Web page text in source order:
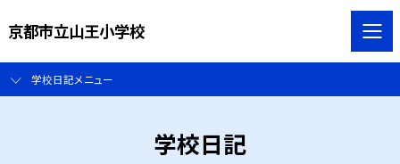
京都市立山王小学校
学校日記メニュー
学校日記